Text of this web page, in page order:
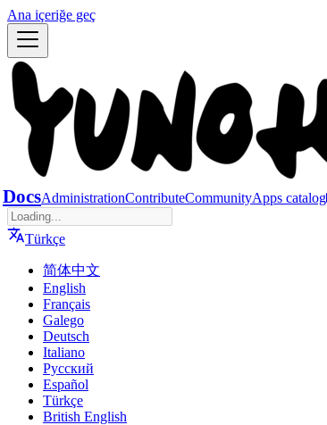
Ana içeriğe geç
DocsAdministrationContributeCommunityApps catalog
Türkçe
简体中文
English
Français
Galego
Deutsch
Italiano
Русский
Español
Türkçe
British English